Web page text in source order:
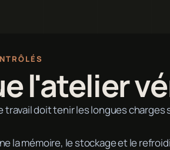
l'atelier
travail doit tenir les longues charges
la mémoire, le stockage et le